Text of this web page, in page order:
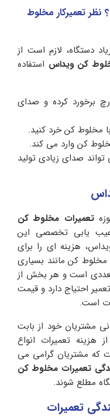
تعمیرکار مخلوط
دستگاه، لازم است از
کن ویداس استفاده
برخورد کرده و صدای
مخلوط کن خرد کنید.
کن وارد می کند.
تواند صدای زیادی تولید
تعمیرات مخلوط کن
عیب یابی تخصصی این
هزینه ای را برای
مخلوط کن مانند بسیاری
است و هر بخش از
احتیاج دارد و قیمت
است.
مشتریان خود از بابت
هزینه تعمیرات انواع
که مشتریان گرامی می
تعمیرات مخلوط کن
مطلع شوند.
تعمیرات